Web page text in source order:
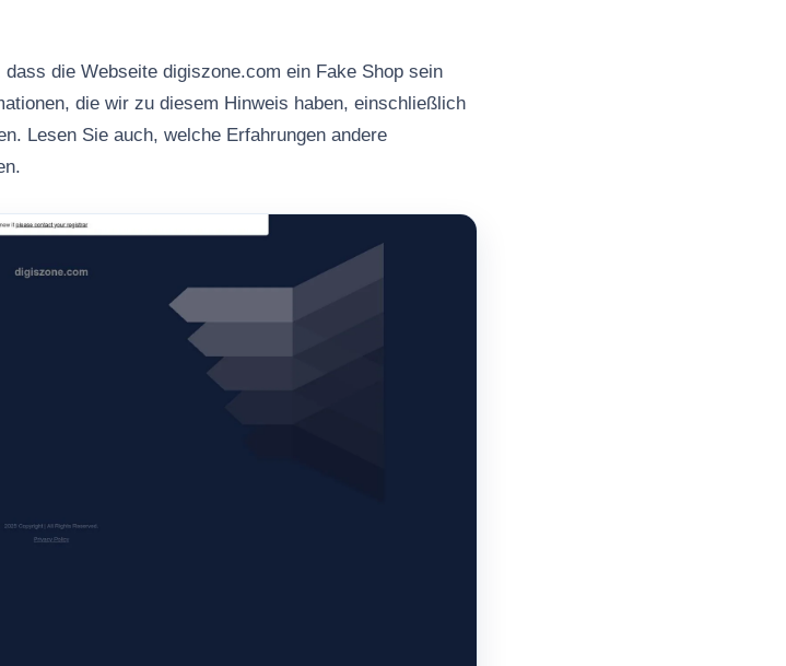
die Webseite digiszone.com ein Fake Shop sein
die wir zu diesem Hinweis haben, einschließlich
Lesen Sie auch, welche Erfahrungen andere